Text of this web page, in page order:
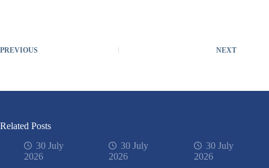
PREVIOUS NEXT
Related Posts
30 July
2026
30 July
2026
30 July
2026